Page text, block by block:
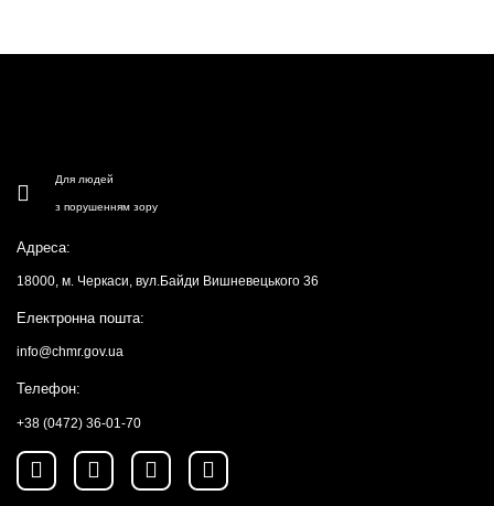
Для людей
з порушенням зору
Адреса:
18000, м. Черкаси, вул.Байди Вишневецького 36
Електронна пошта:
info@chmr.gov.ua
Телефон:
+38 (0472) 36-01-70